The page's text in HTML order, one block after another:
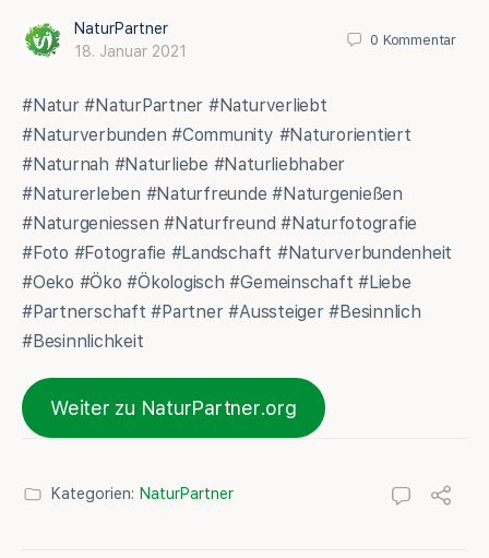
NaturPartner
18. Januar 2021
0 Kommentar
#Natur #NaturPartner #Naturverliebt
#Naturverbunden #Community #Naturorientiert
#Naturnah #Naturliebe #Naturliebhaber
#Naturerleben #Naturfreunde #Naturgenießen
#Naturgeniessen #Naturfreund #Naturfotografie
#Foto #Fotografie #Landschaft #Naturverbundenheit
#Oeko #Öko #Ökologisch #Gemeinschaft #Liebe
#Partnerschaft #Partner #Aussteiger #Besinnlich
#Besinnlichkeit
Weiter zu NaturPartner.org
Kategorien: NaturPartner